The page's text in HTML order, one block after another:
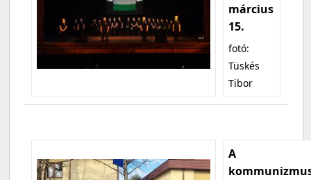
március
15.
fotó:
Tüskés
Tibor
A